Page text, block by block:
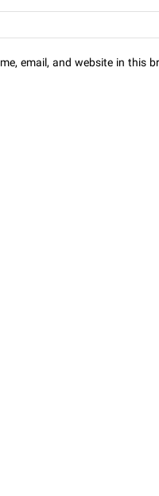
email, and website in this